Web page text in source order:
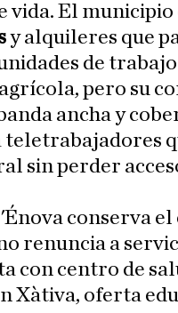
vida. El
y alquileres que
de
pero su
ancha y
sin perder
conserva
renuncia a
con centro de
Xàtiva, oferta